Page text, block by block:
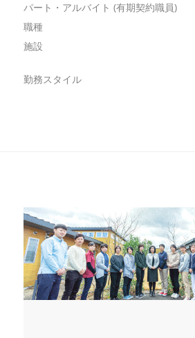
パート・アルバイト (有期契約職員)
職種
施設
勤務スタイル